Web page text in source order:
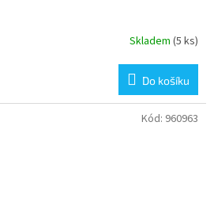
Skladem (5 ks)
Do košíku
Kód: 960963